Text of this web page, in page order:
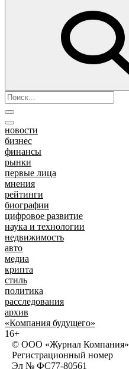
новости
бизнес
финансы
рынки
первые лица
мнения
рейтинги
биографии
цифровое развитие
наука и технологии
недвижимость
авто
медиа
крипта
стиль
политика
расследования
архив
«Компания будущего»
16+
© ООО «Журнал Компания»
Регистрационный номер
Эл № ФС77-80561